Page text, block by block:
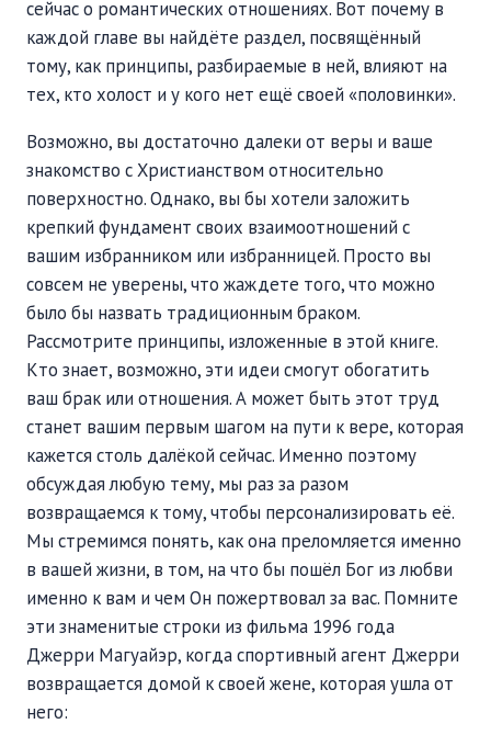
сейчас о романтических отношениях. Вот почему в
каждой главе вы найдёте раздел, посвящённый
тому, как принципы, разбираемые в ней, влияют на
тех, кто холост и у кого нет ещё своей «половинки».
Возможно, вы достаточно далеки от веры и ваше
знакомство с Христианством относительно
поверхностно. Однако, вы бы хотели заложить
крепкий фундамент своих взаимоотношений с
вашим избранником или избранницей. Просто вы
совсем не уверены, что жаждете того, что можно
было бы назвать традиционным браком.
Рассмотрите принципы, изложенные в этой книге.
Кто знает, возможно, эти идеи смогут обогатить
ваш брак или отношения. А может быть этот труд
станет вашим первым шагом на пути к вере, которая
кажется столь далёкой сейчас. Именно поэтому
обсуждая любую тему, мы раз за разом
возвращаемся к тому, чтобы персонализировать её.
Мы стремимся понять, как она преломляется именно
в вашей жизни, в том, на что бы пошёл Бог из любви
именно к вам и чем Он пожертвовал за вас. Помните
эти знаменитые строки из фильма 1996 года
Джерри Магуайэр, когда спортивный агент Джерри
возвращается домой к своей жене, которая ушла от
него: